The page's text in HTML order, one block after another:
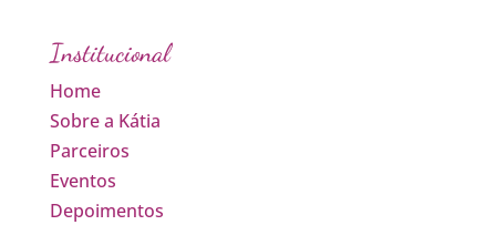
Institucional
Home
Sobre a Kátia
Parceiros
Eventos
Depoimentos